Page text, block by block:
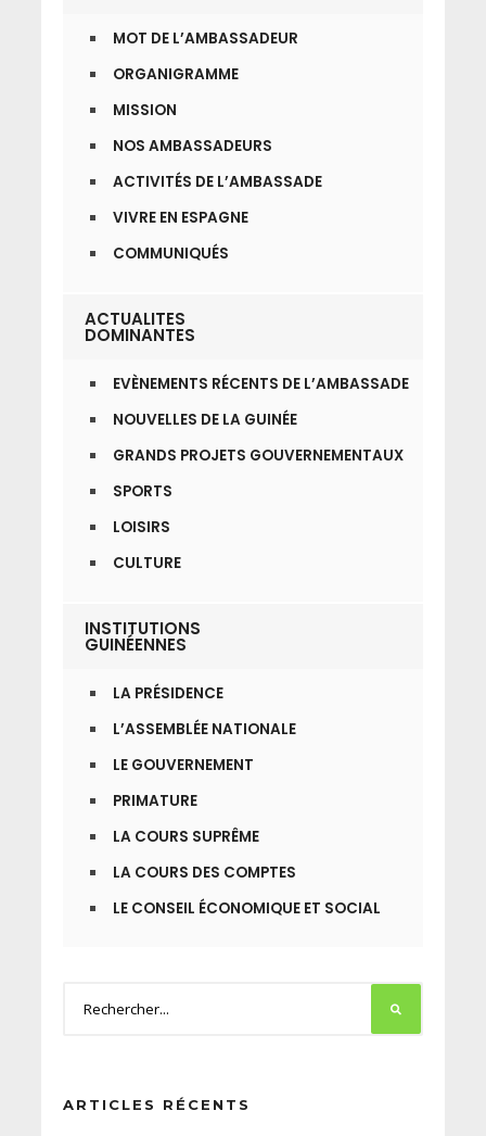
MOT DE L’AMBASSADEUR
ORGANIGRAMME
MISSION
NOS AMBASSADEURS
ACTIVITÉS DE L’AMBASSADE
VIVRE EN ESPAGNE
COMMUNIQUÉS
ACTUALITES
DOMINANTES
EVÈNEMENTS RÉCENTS DE L’AMBASSADE
NOUVELLES DE LA GUINÉE
GRANDS PROJETS GOUVERNEMENTAUX
SPORTS
LOISIRS
CULTURE
INSTITUTIONS
GUINÉENNES
LA PRÉSIDENCE
L’ASSEMBLÉE NATIONALE
LE GOUVERNEMENT
PRIMATURE
LA COURS SUPRÊME
LA COURS DES COMPTES
LE CONSEIL ÉCONOMIQUE ET SOCIAL
ARTICLES RÉCENTS